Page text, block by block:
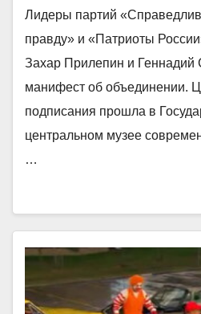
Лидеры партий
правду» и «Патриоты
Захар Прилепин и Геннадий
манифест об объединении.
подписания прошла в
центральном музее
…